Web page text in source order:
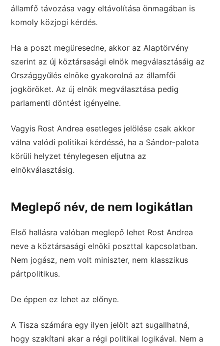
államfő távozása vagy eltávolítása önmagában is
komoly közjogi kérdés.
Ha a poszt megüresedne, akkor az Alaptörvény
szerint az új köztársasági elnök megválasztásáig az
Országgyűlés elnöke gyakorolná az államfői
jogköröket. Az új elnök megválasztása pedig
parlamenti döntést igényelne.
Vagyis Rost Andrea esetleges jelölése csak akkor
válna valódi politikai kérdéssé, ha a Sándor-palota
körüli helyzet ténylegesen eljutna az
elnökválasztásig.
Meglepő név, de nem logikátlan
Első hallásra valóban meglepő lehet Rost Andrea
neve a köztársasági elnöki poszttal kapcsolatban.
Nem jogász, nem volt miniszter, nem klasszikus
pártpolitikus.
De éppen ez lehet az előnye.
A Tisza számára egy ilyen jelölt azt sugallhatná,
hogy szakítani akar a régi politikai logikával. Nem a